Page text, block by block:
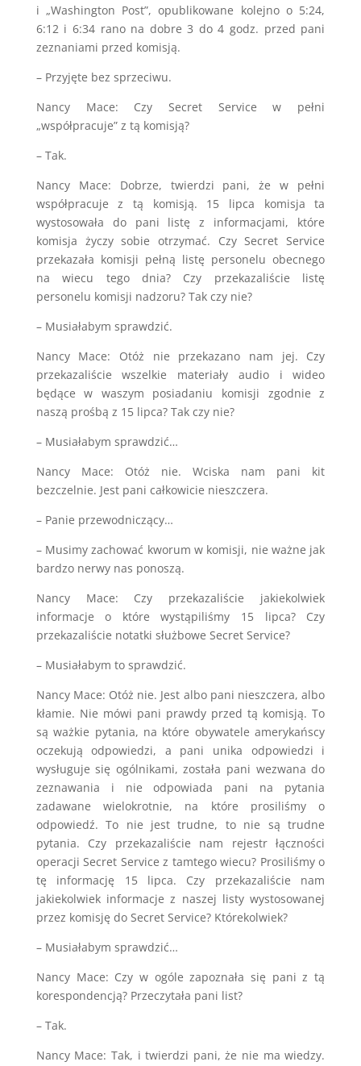
i „Washington Post”, opublikowane kolejno o 5:24,
6:12 i 6:34 rano na dobre 3 do 4 godz. przed pani
zeznaniami przed komisją.
– Przyjęte bez sprzeciwu.
Nancy Mace: Czy Secret Service w pełni
„współpracuje” z tą komisją?
– Tak.
Nancy Mace: Dobrze, twierdzi pani, że w pełni
współpracuje z tą komisją. 15 lipca komisja ta
wystosowała do pani listę z informacjami, które
komisja życzy sobie otrzymać. Czy Secret Service
przekazała komisji pełną listę personelu obecnego
na wiecu tego dnia? Czy przekazaliście listę
personelu komisji nadzoru? Tak czy nie?
– Musiałabym sprawdzić.
Nancy Mace: Otóż nie przekazano nam jej. Czy
przekazaliście wszelkie materiały audio i wideo
będące w waszym posiadaniu komisji zgodnie z
naszą prośbą z 15 lipca? Tak czy nie?
– Musiałabym sprawdzić…
Nancy Mace: Otóż nie. Wciska nam pani kit
bezczelnie. Jest pani całkowicie nieszczera.
– Panie przewodniczący…
– Musimy zachować kworum w komisji, nie ważne jak
bardzo nerwy nas ponoszą.
Nancy Mace: Czy przekazaliście jakiekolwiek
informacje o które wystąpiliśmy 15 lipca? Czy
przekazaliście notatki służbowe Secret Service?
– Musiałabym to sprawdzić.
Nancy Mace: Otóż nie. Jest albo pani nieszczera, albo
kłamie. Nie mówi pani prawdy przed tą komisją. To
są ważkie pytania, na które obywatele amerykańscy
oczekują odpowiedzi, a pani unika odpowiedzi i
wysługuje się ogólnikami, została pani wezwana do
zeznawania i nie odpowiada pani na pytania
zadawane wielokrotnie, na które prosiliśmy o
odpowiedź. To nie jest trudne, to nie są trudne
pytania. Czy przekazaliście nam rejestr łączności
operacji Secret Service z tamtego wiecu? Prosiliśmy o
tę informację 15 lipca. Czy przekazaliście nam
jakiekolwiek informacje z naszej listy wystosowanej
przez komisję do Secret Service? Którekolwiek?
– Musiałabym sprawdzić…
Nancy Mace: Czy w ogóle zapoznała się pani z tą
korespondencją? Przeczytała pani list?
– Tak.
Nancy Mace: Tak, i twierdzi pani, że nie ma wiedzy.